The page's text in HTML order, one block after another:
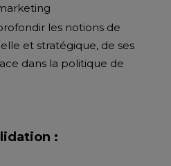
les notions de
et stratégique, de ses
dans la politique de
: